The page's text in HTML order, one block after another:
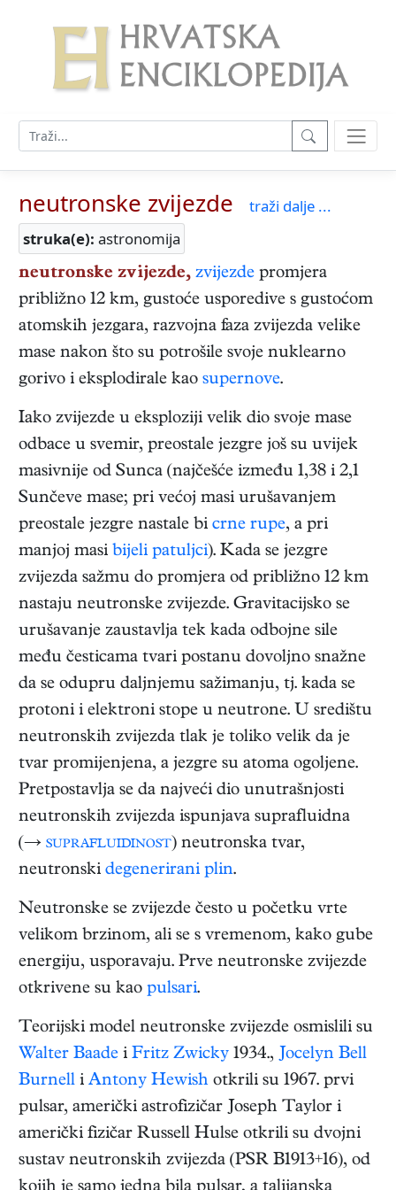
neutronske zvijezde
traži dalje ...
struka(e): astronomija
neutronske zvijezde, zvijezde promjera
približno 12 km, gustoće usporedive s gustoćom
atomskih jezgara, razvojna faza zvijezda velike
mase nakon što su potrošile svoje nuklearno
gorivo i eksplodirale kao supernove.
Iako zvijezde u eksploziji velik dio svoje mase
odbace u svemir, preostale jezgre još su uvijek
masivnije od Sunca (najčešće između 1,38 i 2,1
Sunčeve mase; pri većoj masi urušavanjem
preostale jezgre nastale bi crne rupe, a pri
manjoj masi bijeli patuljci). Kada se jezgre
zvijezda sažmu do promjera od približno 12 km
nastaju neutronske zvijezde. Gravitacijsko se
urušavanje zaustavlja tek kada odbojne sile
među česticama tvari postanu dovoljno snažne
da se odupru daljnjemu sažimanju, tj. kada se
protoni i elektroni stope u neutrone. U središtu
neutronskih zvijezda tlak je toliko velik da je
tvar promijenjena, a jezgre su atoma ogoljene.
Pretpostavlja se da najveći dio unutrašnjosti
neutronskih zvijezda ispunjava suprafluidna
(→ suprafluidinost) neutronska tvar,
neutronski degenerirani plin.
Neutronske se zvijezde često u početku vrte
velikom brzinom, ali se s vremenom, kako gube
energiju, usporavaju. Prve neutronske zvijezde
otkrivene su kao pulsari.
Teorijski model neutronske zvijezde osmislili su
Walter Baade i Fritz Zwicky 1934., Jocelyn Bell
Burnell i Antony Hewish otkrili su 1967. prvi
pulsar, američki astrofizičar Joseph Taylor i
američki fizičar Russell Hulse otkrili su dvojni
sustav neutronskih zvijezda (PSR B1913+16), od